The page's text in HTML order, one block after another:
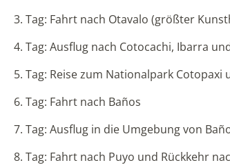
3. Tag: Fahrt nach Otavalo (größter
4. Tag: Ausflug nach Cotocachi, Ibarra
5. Tag: Reise zum Nationalpark
6. Tag: Fahrt nach Baños
7. Tag: Ausflug in die Umgebung von
8. Tag: Fahrt nach Puyo und Rückkehr